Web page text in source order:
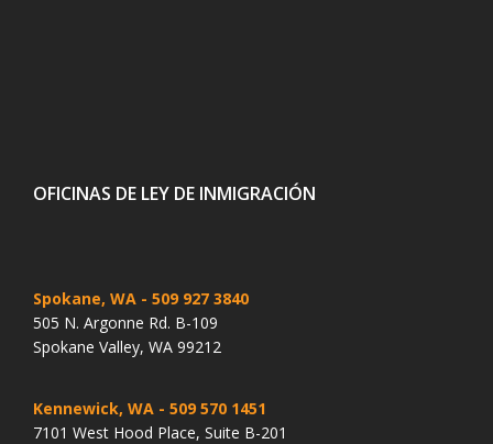
OFICINAS DE LEY DE INMIGRACIÓN
Spokane, WA - 509 927 3840
505 N. Argonne Rd. B-109
Spokane Valley, WA 99212
Kennewick, WA - 509 570 1451
7101 West Hood Place, Suite B-201